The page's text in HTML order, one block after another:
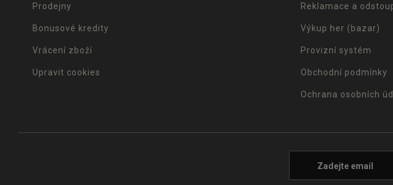
Prodejny
Bonusové kredity
Vrácení zboží
Upravit cookies
Reklamace a
Výkup her (bazar)
Provizní systém
Obchodní podmínky
Ochrana osobních